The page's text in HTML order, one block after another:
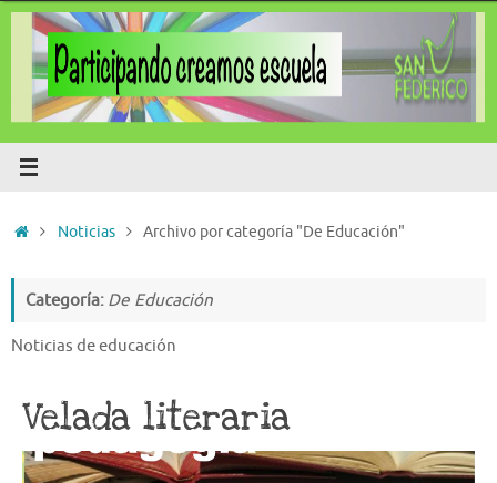
Saltar
contenido
InicioNoticias Archivo por categoría "De Educación"
Categoría: De Educación
Noticias de educación
Velada literaria